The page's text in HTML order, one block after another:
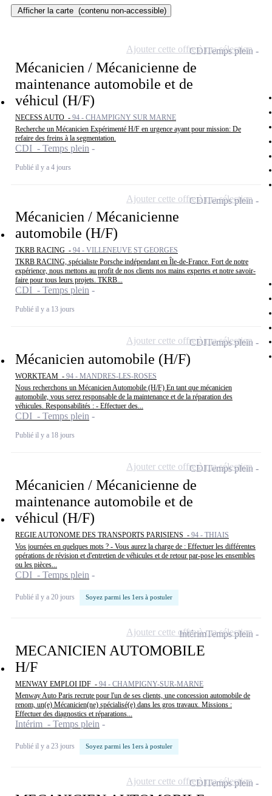
Afficher la carte (contenu non-accessible)
Mécanicien / Mécanicienne de
maintenance automobile et de
véhicul (H/F)
NECESS AUTO - 94 - CHAMPIGNY SUR MARNE
Recherche un Mécanicien Expérimenté H/F en urgence ayant pour mission: De
refaire des freins à la segmentation.
CDI - Temps plein
Publié il y a 4 jours
CDITemps plein
Ajouter cette offre à ma sélection
Mécanicien / Mécanicienne
automobile (H/F)
TKRB RACING - 94 - VILLENEUVE ST GEORGES
TKRB RACING, spécialiste Porsche indépendant en Île-de-France. Fort de notre
expérience, nous mettons au profit de nos clients nos mains expertes et notre savoir-
faire pour tous leurs projets. TKRB...
CDI - Temps plein
Publié il y a 13 jours
CDITemps plein
Ajouter cette offre à ma sélection
Mécanicien automobile (H/F)
WORKTEAM - 94 - MANDRES-LES-ROSES
Nous recherchons un Mécanicien Automobile (H/F) En tant que mécanicien
automobile, vous serez responsable de la maintenance et de la réparation des
véhicules. Responsabilités : - Effectuer des...
CDI - Temps plein
Publié il y a 18 jours
CDITemps plein
Ajouter cette offre à ma sélection
Mécanicien / Mécanicienne de
maintenance automobile et de
véhicul (H/F)
REGIE AUTONOME DES TRANSPORTS PARISIENS - 94 - THIAIS
Vos journées en quelques mots ? - Vous aurez la charge de : Effectuer les différentes
opérations de révision et d'entretien de véhicules et de retour par-pose les ensembles
ou les pièces...
CDI - Temps plein
Publié il y a 20 jours Soyez parmi les 1ers à postuler
CDITemps plein
Ajouter cette offre à ma sélection
MECANICIEN AUTOMOBILE
H/F
MENWAY EMPLOI IDF - 94 - CHAMPIGNY-SUR-MARNE
Menway Auto Paris recrute pour l'un de ses clients, une concession automobile de
renom, un(e) Mécanicien(ne) spécialisé(e) dans les gros travaux. Missions :
Effectuer des diagnostics et réparations...
Intérim - Temps plein
Publié il y a 23 jours Soyez parmi les 1ers à postuler
IntérimTemps plein
Ajouter cette offre à ma sélection
CDITemps plein
Ajouter cette offre à ma sélection